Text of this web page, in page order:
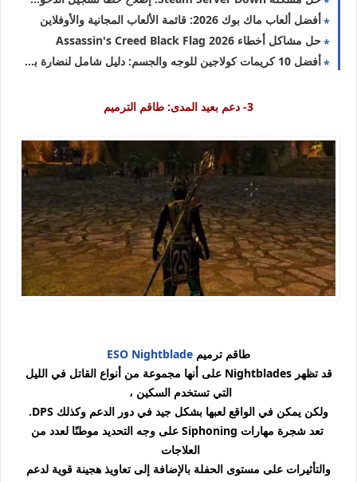
أفضل ألعاب ماك بوك 2026: قائمة الألعاب المجانية والأوفلاين
حل مشاكل أخطاء Assassin's Creed Black Flag 2026
أفضل 10 كريمات كولاجين للوجه والجسم: دليل شامل لنضارة بشرتك 2026
3- دعم بعيد المدى: طاقم الترميم
طاقم ترميم ESO Nightblade
قد تظهر Nightblades على أنها مجموعة من أنواع القاتل في الليل
التي تستخدم السكين ،
ولكن يمكن في الواقع لعبها بشكل جيد في دور الدعم وكذلك DPS.
تعد شجرة مهارات Siphoning على وجه التحديد موطنًا لعدد من
العلاجات
والتأثيرات على مستوى الحفلة بالإضافة إلى تعاويذ هجينة قوية لدعم